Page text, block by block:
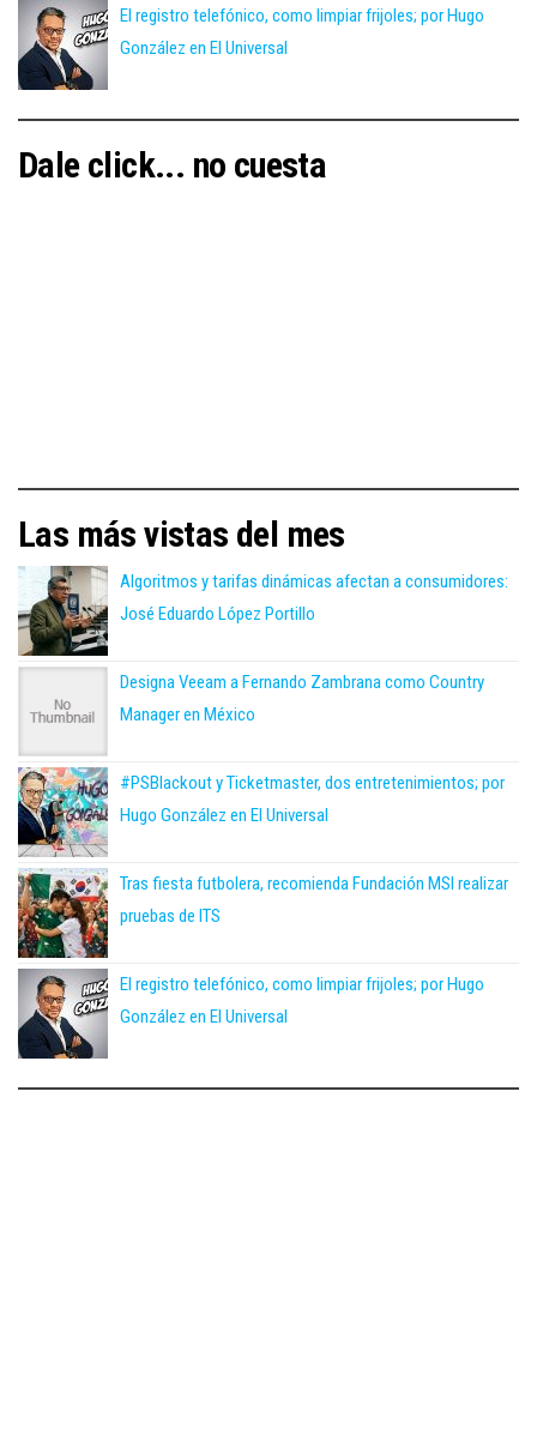
El registro telefónico, como limpiar frijoles; por Hugo
González en El Universal
Dale click... no cuesta
Las más vistas del mes
Algoritmos y tarifas dinámicas afectan a consumidores:
José Eduardo López Portillo
Designa Veeam a Fernando Zambrana como Country
Manager en México
#PSBlackout y Ticketmaster, dos entretenimientos; por
Hugo González en El Universal
Tras fiesta futbolera, recomienda Fundación MSI realizar
pruebas de ITS
El registro telefónico, como limpiar frijoles; por Hugo
González en El Universal